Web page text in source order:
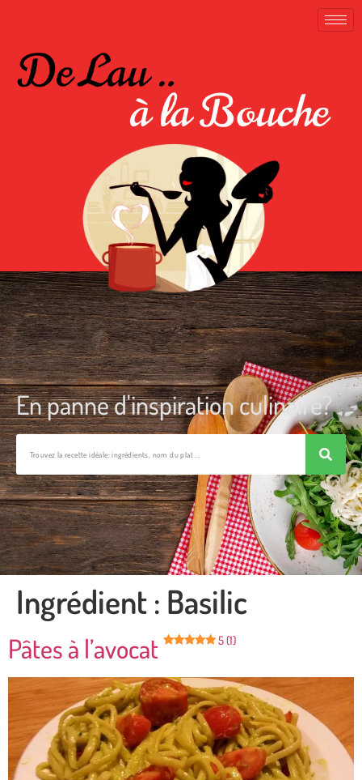
En panne d'inspiration culinaire?
Ingrédient : Basilic
Pâtes à l’avocat 5 (1)